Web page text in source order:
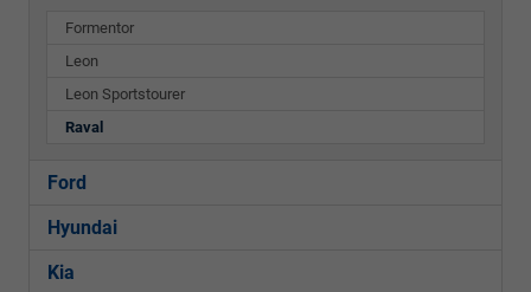
Formentor
Leon
Leon Sportstourer
Raval
Ford
Hyundai
Kia